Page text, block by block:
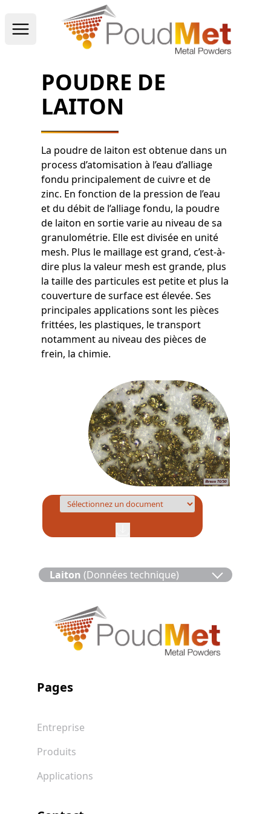
Open main menu
POUDRE DE
LAITON
La poudre de laiton est obtenue dans un
process d’atomisation à l’eau d’alliage
fondu principalement de cuivre et de
zinc. En fonction de la pression de l’eau
et du débit de l’alliage fondu, la poudre
de laiton en sortie varie au niveau de sa
granulométrie. Elle est divisée en unité
mesh. Plus le maillage est grand, c’est-à-
dire plus la valeur mesh est grande, plus
la taille des particules est petite et plus la
couverture de surface est élevée. Ses
principales applications sont les pièces
frittées, les plastiques, le transport
notamment au niveau des pièces de
frein, la chimie.
Laiton (Données technique)
Pages
Entreprise
Produits
Applications